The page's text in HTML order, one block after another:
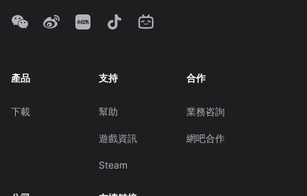
產品
下載
支持
幫助
遊戲資訊
Steam
合作
業務咨詢
網吧合作